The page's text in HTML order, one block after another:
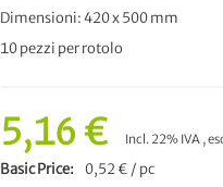
Dimensioni: 420 x 500 mm
10 pezzi per rotolo
5,16 € Incl. 22% IVA ,
Basic Price 0,52 € / pc